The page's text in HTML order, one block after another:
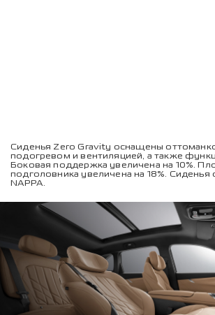
Сиденья Zero Gravity оснащены
подогревом и вентиляцией, а также
Боковая поддержка увеличена на 10%.
подголовника увеличена на 18%.
NAPPA.